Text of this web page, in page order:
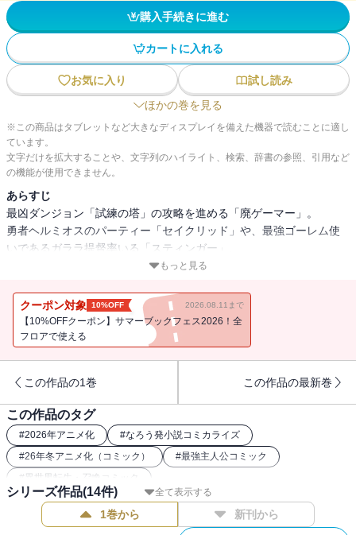
購入手続きに進む
カートに入れる
お気に入り
試し読み
ほかの巻を見る
※この商品はタブレットなど大きなディスプレイを備えた機器で読むことに適し
ています。
文字だけを拡大することや、文字列のハイライト、検索、辞書の参照、引用など
の機能が使用できません。
あらすじ
最凶ダンジョン「試練の塔」の攻略を進める「廃ゲーマー」。
勇者ヘルミオスのパーティー「セイクリッド」や、最強ゴーレム使
いであるガララ提督率いる「スティンガー」、
獣王国のゼウ獣王子も同じく挑戦していた。
見るも無惨な光景であった・・・・・・。
もっと見る
クーポン対象 10%OFF 2026.08.11まで
【10%OFFクーポン】サマーブックフェス2026！全
フロアで使える
この作品の1巻 この作品の最新巻
この作品のタグ
#2026年アニメ化 #なろう発小説コミカライズ
#26年冬アニメ化（コミック） #最強主人公コミック
# 異世界転生・召喚コミック
全て表示する
シリーズ作品(14件)
1巻から 新刊から